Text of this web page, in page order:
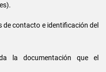
de contacto e identificación del
la documentación que el